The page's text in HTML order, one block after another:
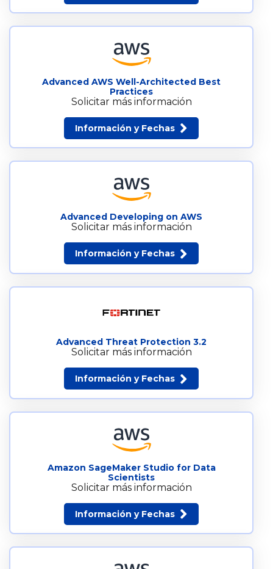
Advanced AWS Well-Architected Best
Practices
Solicitar más información
Información y Fechas
Advanced Developing on AWS
Solicitar más información
Información y Fechas
Advanced Threat Protection 3.2
Solicitar más información
Información y Fechas
Amazon SageMaker Studio for Data
Scientists
Solicitar más información
Información y Fechas